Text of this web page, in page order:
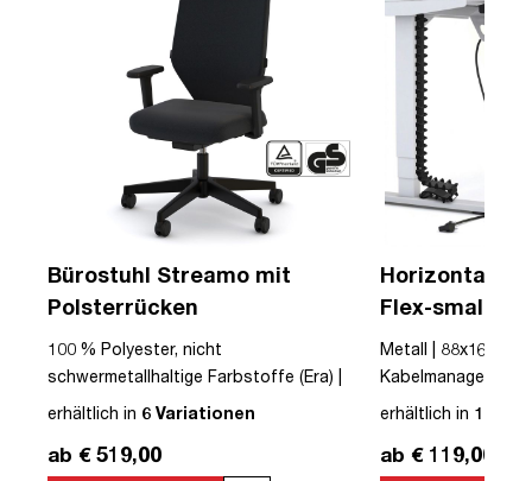
Bürostuhl Streamo mit
Polsterrücken
100 % Polyester, nicht
schwermetallhaltige Farbstoffe (Era) |
Textil | Schwarz | Schwarz | Drehstuhl |
Streamo | bis zu 120 kg | TÜV©
erhältlich in 6 Variationen
ab € 519,00
Horizontaler
Flex-small +
Kabelführung
Steckdose
Metall |
erhältlich in 12
ab € 119,00